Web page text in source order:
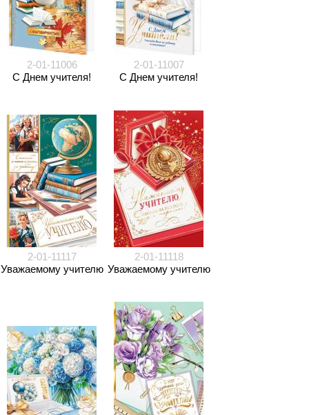
2-01-11006
С Днем учителя!
2-01-11007
С Днем учителя!
2-01-11117
Уважаемому учителю
2-01-11118
Уважаемому учителю